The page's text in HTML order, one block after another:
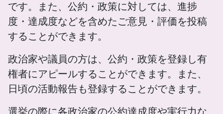
です。また、公約・政策に対しては、進捗
度・達成度などを含めたご意見・評価を投稿
することができます。
政治家や議員の方は、公約・政策を登録し有
権者にアピールすることができます。また、
日頃の活動報告も登録することができます。